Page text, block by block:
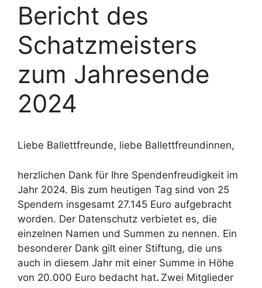
Bericht des
Schatzmeisters
zum Jahresende
2024
Liebe Ballettfreunde, liebe Ballettfreundinnen,
herzlichen Dank für Ihre Spendenfreudigkeit im
Jahr 2024. Bis zum heutigen Tag sind von 25
Spendern insgesamt 27.145 Euro aufgebracht
worden. Der Datenschutz verbietet es, die
einzelnen Namen und Summen zu nennen. Ein
besonderer Dank gilt einer Stiftung, die uns
auch in diesem Jahr mit einer Summe in Höhe
von 20.000 Euro bedacht hat. Zwei Mitglieder